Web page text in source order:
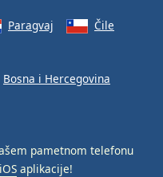
Paragvaj Čile
Bosna i Hercegovina
pametnom telefonu
iOS aplikacije!